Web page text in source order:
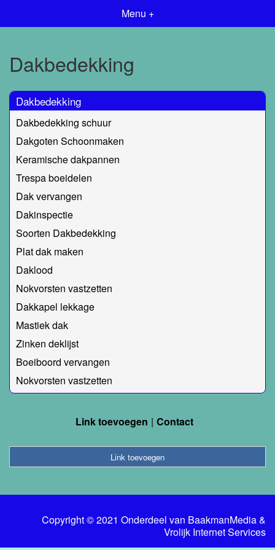
Menu +
Dakbedekking
Dakbedekking
Dakbedekking schuur
Dakgoten Schoonmaken
Keramische dakpannen
Trespa boeidelen
Dak vervangen
Dakinspectie
Soorten Dakbedekking
Plat dak maken
Daklood
Nokvorsten vastzetten
Dakkapel lekkage
Mastiek dak
Zinken deklijst
Boeiboord vervangen
Nokvorsten vastzetten
Link toevoegen Contact
Link toevoegen
Copyright © 2021 Onderdeel van BaakmanMedia&
Vrolijk Internet Services